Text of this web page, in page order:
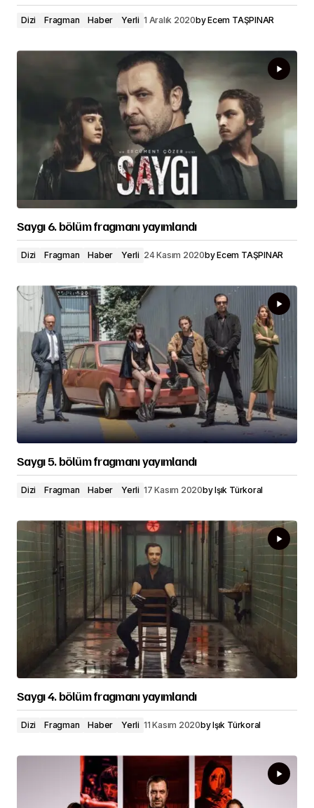
Dizi Fragman Haber Yerli 1 Aralık 2020byEcem TAŞPINAR
Saygı 6. bölüm fragmanı yayımlandı
Dizi Fragman Haber Yerli 24 Kasım 2020byEcem TAŞPINAR
Saygı 5. bölüm fragmanı yayımlandı
Dizi Fragman Haber Yerli 17 Kasım 2020byIşık Türkoral
Saygı 4. bölüm fragmanı yayımlandı
Dizi Fragman Haber Yerli 11 Kasım 2020byIşık Türkoral